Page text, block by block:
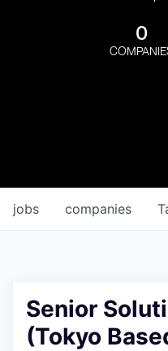
0
jobs companies
Senior
(Tokyo